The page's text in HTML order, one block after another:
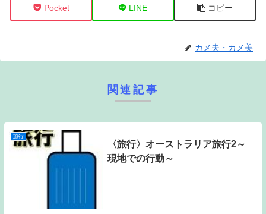
Pocket LINE コピー
カメ夫・カメ美
関連記事
旅行
〈旅行〉オーストラリア旅行2～
現地での行動～